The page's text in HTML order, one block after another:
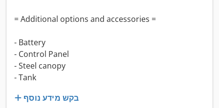
= Additional options and accessories =
- Battery
- Control Panel
- Steel canopy
- Tank
בקש מידע נוסף